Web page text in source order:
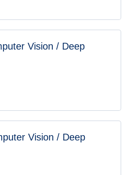
Vision / Deep
Vision / Deep